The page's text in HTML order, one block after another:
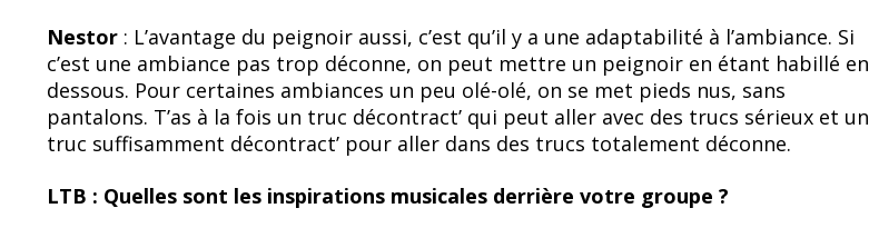
Nestor : L’avantage du peignoir aussi, c’est qu’il y a une adaptabilité à l’ambiance. Si
c’est une ambiance pas trop déconne, on peut mettre un peignoir en étant habillé en
dessous. Pour certaines ambiances un peu olé-olé, on se met pieds nus, sans
pantalons. T’as à la fois un truc décontract’ qui peut aller avec des trucs sérieux et un
truc suffisamment décontract’ pour aller dans des trucs totalement déconne.
LTB : Quelles sont les inspirations musicales derrière votre groupe ?